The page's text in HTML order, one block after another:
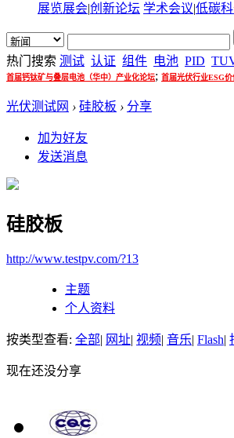
展览展会|创新论坛 学术会议|低碳
热门搜索 测试 认证 组件 电池 PID
首届钙钛矿与叠层电池（华中）产业化论坛; 首届光伏行业ESG
光伏测试网 › 硅胶板 › 分享
加为好友
发送消息
硅胶板
http://www.testpv.com/?13
主题
个人资料
按类型查看: 全部| 网址| 视频| 音乐| Flash|
现在还没分享